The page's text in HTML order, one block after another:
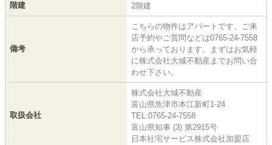
階建 2階建
備考
こちらの物件はアパートです。ご来
店予約やご質問などは0765-24-7558
から承っております。まずはお気軽
に株式会社大城不動産までお問い合
わせ下さい。
取扱会社
株式会社大城不動産
富山県魚津市本江新町1-24
TEL:0765-24-7558
富山県知事 (3) 第2915号
日本社宅サービス株式会社加盟店